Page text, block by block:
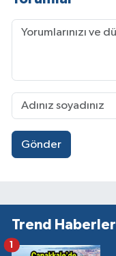
Gönder
Trend Haberler
1